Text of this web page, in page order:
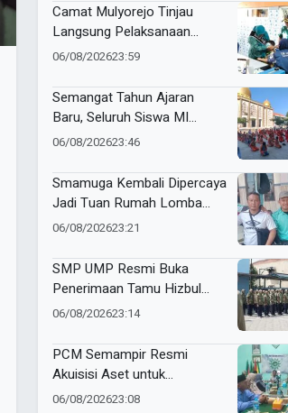
Camat Mulyorejo Tinjau
Langsung Pelaksanaan
Imunisasi BIAS MR dan HPV
Surabaya
06/08/202623:59
Semangat Tahun Ajaran
Baru, Seluruh Siswa MI
Muhammadiyah 5
Tapak Suci Perdana
06/08/202623:46
Smamuga Kembali Dipercaya
Jadi Tuan Rumah Lomba
Voli dan Futsal HUT RI Ke-81
06/08/202623:21
SMP UMP Resmi Buka
Penerimaan Tamu Hizbul
Wathan, Tema “Satu Qobilah,
06/08/202623:14
PCM Semampir Resmi
Akuisisi Aset untuk
Pengembangan Amal Usaha
06/08/202623:08